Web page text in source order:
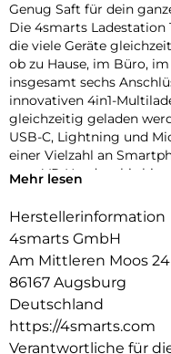
Genug Saft für dein
Die 4smarts Ladestation
die viele Geräte
ob zu Hause, im Büro,
insgesamt sechs
innovativen 4in1-
gleichzeitig geladen
USB-C, Lightning und
einer Vielzahl an
vom VR-Headset bis hin
praktische USB-
Ein echter Mehrwert:
Die Multi-Ladestation
USB-C-Kabeln und
Dieses flexible Kabel
USB und Lightning und
von bis zu vier
Mehr lesen
Herstellerinformation
4smarts GmbH
Am Mittleren Moos 24
86167 Augsburg
Deutschland
https://4smarts.com
Verantwortliche für